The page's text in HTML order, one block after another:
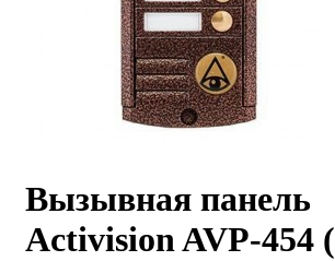
Вызывная панель
Activision AVP-454